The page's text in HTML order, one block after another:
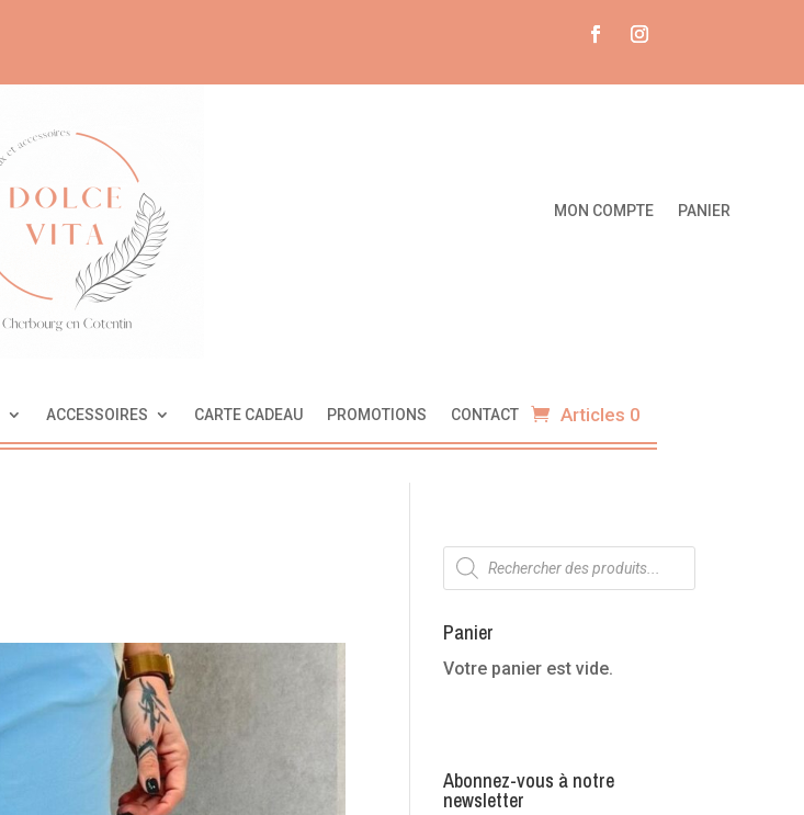
MON COMPTE PANIER
ACCESSOIRES CARTE CADEAU PROMOTIONS CONTACT Articles 0
Recherche
de
produits
Panier
Votre panier est vide.
Abonnez-vous à notre
newsletter